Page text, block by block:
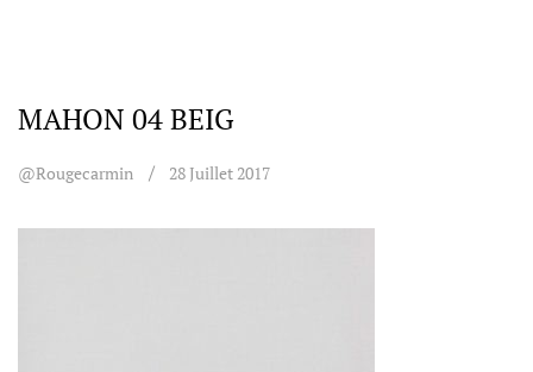
MAHON 04 BEIG
@rougecarmin 28 Juillet 2017